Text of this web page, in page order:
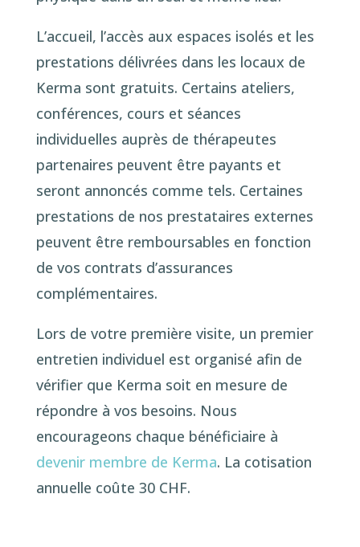
L’accueil, l’accès aux espaces isolés et les
prestations délivrées dans les locaux de
Kerma sont gratuits. Certains ateliers,
conférences, cours et séances
individuelles auprès de thérapeutes
partenaires peuvent être payants et
seront annoncés comme tels. Certaines
prestations de nos prestataires externes
peuvent être remboursables en fonction
de vos contrats d’assurances
complémentaires.
Lors de votre première visite, un premier
entretien individuel est organisé afin de
vérifier que Kerma soit en mesure de
répondre à vos besoins. Nous
encourageons chaque bénéficiaire à
devenir membre de Kerma. La cotisation
annuelle coûte 30 CHF.